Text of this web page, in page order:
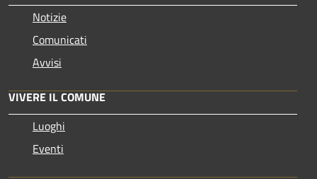
Notizie
Comunicati
Avvisi
VIVERE IL COMUNE
Luoghi
Eventi